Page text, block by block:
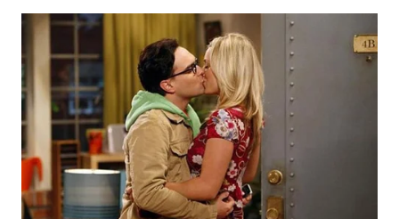
TANI
WAHANA
ADVOKAT
WAHANA
INFRASTRUKTUR